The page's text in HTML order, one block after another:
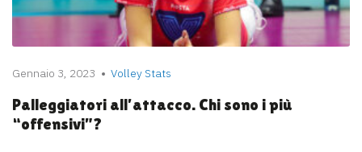
Gennaio 3, 2023 Volley Stats
Palleggiatori all’attacco. Chi sono i più
“offensivi”?